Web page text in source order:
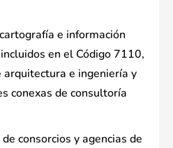
e información
en el Código 7110,
arquitectura e ingeniería y
conexas de consultoría
consorcios y agencias de